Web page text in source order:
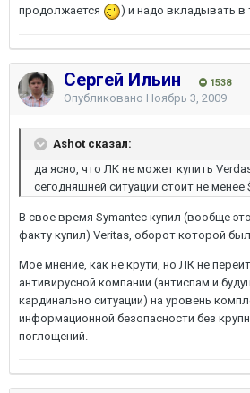
продолжается
) и надо вкладывать в
Сергей Ильин 1538
Опубликовано Ноябрь 3, 2009
Ashot сказал:
да ясно, что ЛК не может купить
сегодняшней ситуации стоит не менее
В свое время Symantec купил (вообще
факту купил) Veritas, оборот которой
Мое мнение, как не крути, но ЛК не
антивирусной компании (антиспам и
кардинально ситуации) на уровень
информационной безопасности без
поглощений.